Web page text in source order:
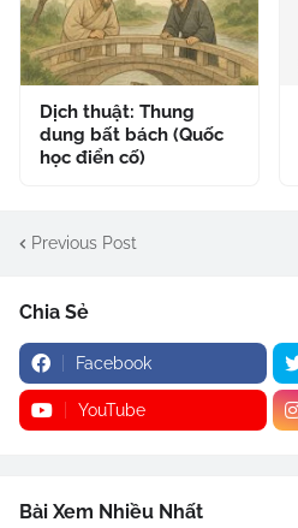
Dịch thuật: Thung
dung bất bách (Quốc
học điển cố)
Previous Post
Chia Sẻ
Facebook
YouTube
Bài Xem Nhiều Nhất